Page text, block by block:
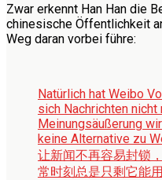
Zwar erkennt Han Han die
chinesische Öffentlichkeit
Weg daran vorbei führe:
Natürlich hat Weibo
sich Nachrichten
Meinungsäußerung
keine Alternative zu
让新闻不再容易封锁
常时刻总是只剩它能用